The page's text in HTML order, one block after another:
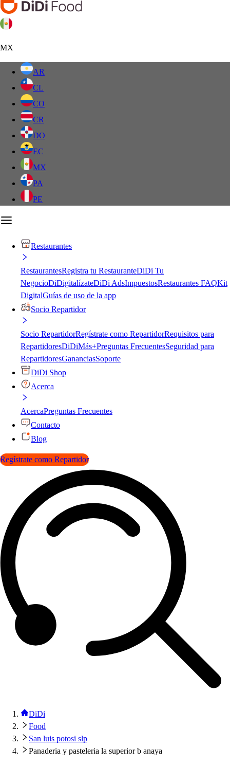
MX
AR
CL
CO
CR
DO
EC
MX
PA
PE
Restaurantes
RestaurantesRegistra tu RestauranteDiDi Tu
NegocioDiDigitalízateDiDi AdsImpuestosRestaurantes FAQKit
DigitalGuías de uso de la app
Socio Repartidor
Socio RepartidorRegístrate como RepartidorRequisitos para
RepartidoresDiDiMás+Preguntas FrecuentesSeguridad para
RepartidoresGananciasSoporte
DiDi Shop
Acerca
AcercaPreguntas Frecuentes
Contacto
Blog
Regístrate como Repartidor
DiDi
Food
San luis potosi slp
Panaderia y pasteleria la superior b anaya